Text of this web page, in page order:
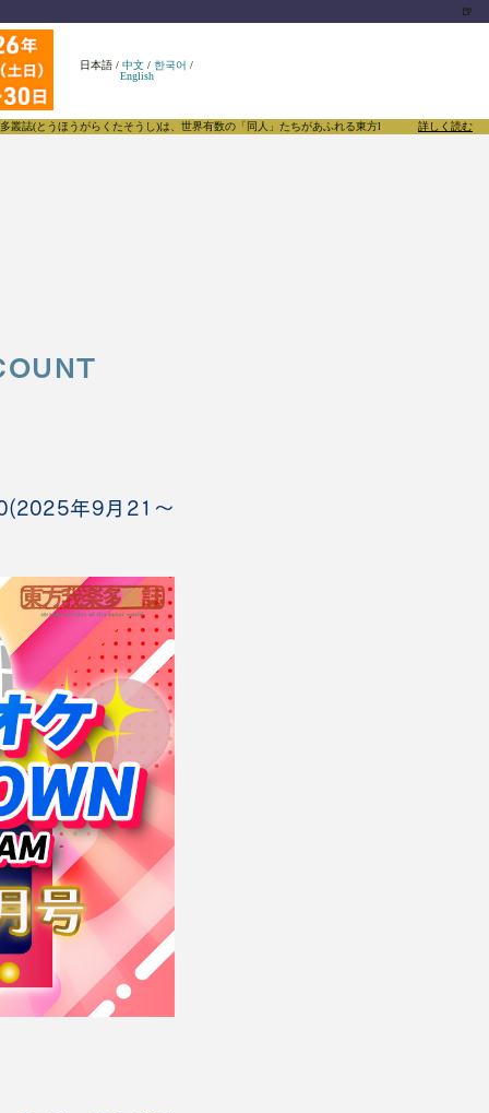
🍺
日本語 /中文 /한국어 /
English
がらくたそうし)は、世界有数の「同人」たちがあふれる東方Projectについて発信するメディ
詳しく読む
年9月21～